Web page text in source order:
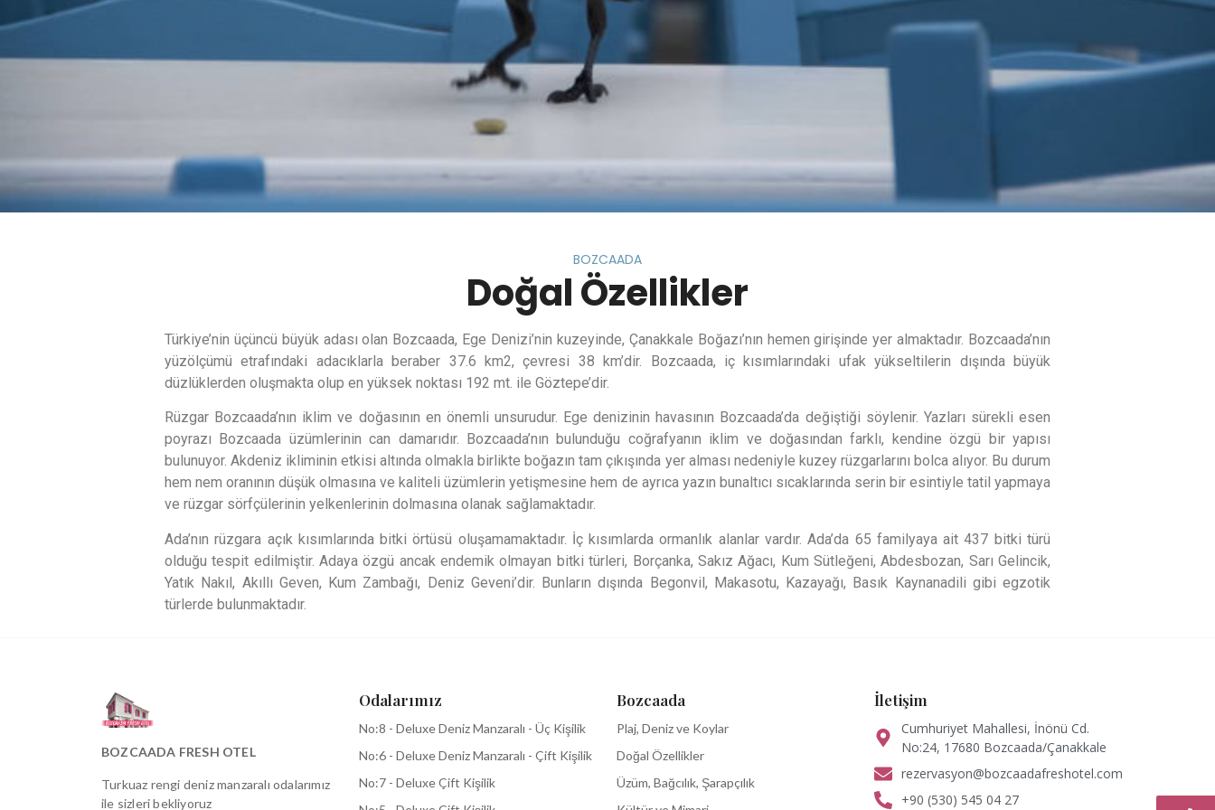
BOZCAADA
Doğal Özellikler
Türkiye’nin üçüncü büyük adası olan Bozcaada, Ege Denizi’nin kuzeyinde, Çanakkale Boğazı’nın hemen girişinde yer almaktadır. Bozcaada’nın
yüzölçümü etrafındaki adacıklarla beraber 37.6 km2, çevresi 38 km’dir. Bozcaada, iç kısımlarındaki ufak yükseltilerin dışında büyük
düzlüklerden oluşmakta olup en yüksek noktası 192 mt. ile Göztepe’dir.
Rüzgar Bozcaada’nın iklim ve doğasının en önemli unsurudur. Ege denizinin havasının Bozcaada’da değiştiği söylenir. Yazları sürekli esen
poyrazı Bozcaada üzümlerinin can damarıdır. Bozcaada’nın bulunduğu coğrafyanın iklim ve doğasından farklı, kendine özgü bir yapısı
bulunuyor. Akdeniz ikliminin etkisi altında olmakla birlikte boğazın tam çıkışında yer alması nedeniyle kuzey rüzgarlarını bolca alıyor. Bu durum
hem nem oranının düşük olmasına ve kaliteli üzümlerin yetişmesine hem de ayrıca yazın bunaltıcı sıcaklarında serin bir esintiyle tatil yapmaya
ve rüzgar sörfçülerinin yelkenlerinin dolmasına olanak sağlamaktadır.
Ada’nın rüzgara açık kısımlarında bitki örtüsü oluşamamaktadır. İç kısımlarda ormanlık alanlar vardır. Ada’da 65 familyaya ait 437 bitki türü
olduğu tespit edilmiştir. Adaya özgü ancak endemik olmayan bitki türleri, Borçanka, Sakız Ağacı, Kum Sütleğeni, Abdesbozan, Sarı Gelincik,
Yatık Nakıl, Akıllı Geven, Kum Zambağı, Deniz Geveni’dir. Bunların dışında Begonvil, Makasotu, Kazayağı, Basık Kaynanadili gibi egzotik
türlerde bulunmaktadır.
BOZCAADA FRESH OTEL
Turkuaz rengi deniz manzaralı odalarımız
ile sizleri bekliyoruz
Odalarımız
No:8 - Deluxe Deniz Manzaralı - Üç Kişilik
No:6 - Deluxe Deniz Manzaralı - Çift Kişilik​
No:7 - Deluxe Çift Kişilik
Bozcaada
Plaj, Deniz ve Koylar
Doğal Özellikler
Üzüm, Bağcılık, Şarapçılık
İletişim
Cumhuriyet Mahallesi, İnönü Cd.
No:24, 17680 Bozcaada/Çanakkale
rezervasyon@bozcaadafreshotel.com
+90 (530) 545 04 27